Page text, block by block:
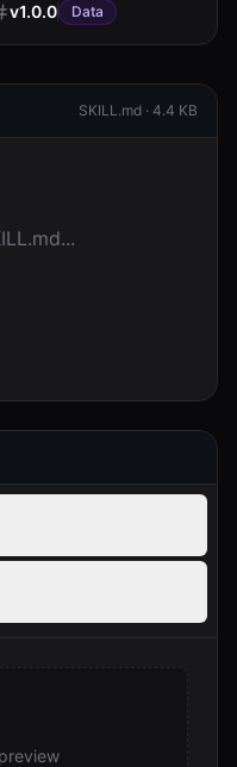
v1.0.0 Data
SKILL.md · 4.4 KB